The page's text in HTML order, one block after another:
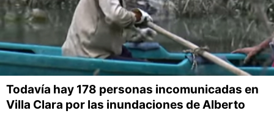
Todavía hay 178 personas incomunicadas en
Villa Clara por las inundaciones de Alberto